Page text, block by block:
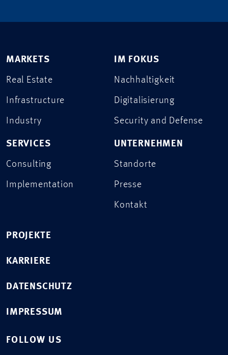
MARKETS
Real Estate
Infrastructure
Industry
SERVICES
Consulting
Implementation
IM FOKUS
Nachhaltigkeit
Digitalisierung
Security and Defense
UNTERNEHMEN
Standorte
Presse
Kontakt
PROJEKTE
KARRIERE
DATENSCHUTZ
IMPRESSUM
FOLLOW US